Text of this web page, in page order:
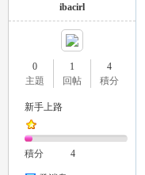
ibacirl
0
主題
1
回帖
4
積分
新手上路
積分 4